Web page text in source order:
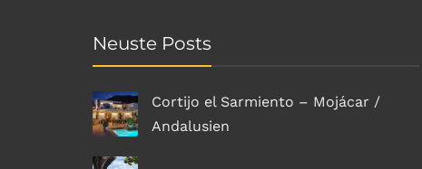
Neuste Posts
Cortijo el Sarmiento – Mojácar /
Andalusien